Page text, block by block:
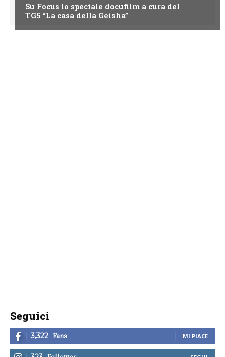
Su Focus lo speciale docufilm a cura del
TG5 “La casa della Geisha”
Seguici
3,322 Fans MI PIACE